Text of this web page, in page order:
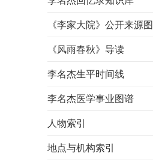
《李家大院》公开来源图
《风雨春秋》导读
李名杰生平时间线
李名杰医学事业图谱
人物索引
地点与机构索引